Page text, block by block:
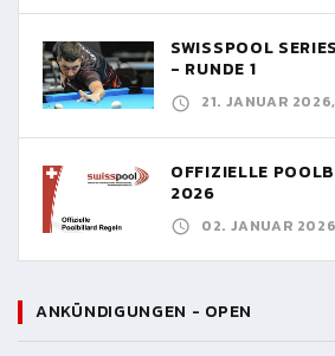
SWISSPOOL
- RUNDE 1
21. JANUAR
OFFIZIELLE
2026
02. JANUAR
ANKÜNDIGUNGEN - OPEN